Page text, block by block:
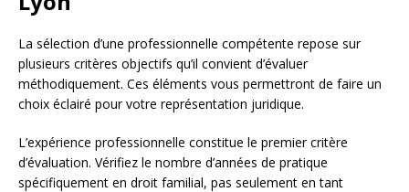
La sélection d’une professionnelle compétente repose sur
plusieurs critères objectifs qu’il convient d’évaluer
méthodiquement. Ces éléments vous permettront de faire un
choix éclairé pour votre représentation juridique.
L’expérience professionnelle constitue le premier critère
d’évaluation. Vérifiez le nombre d’années de pratique
spécifiquement en droit familial, pas seulement en tant